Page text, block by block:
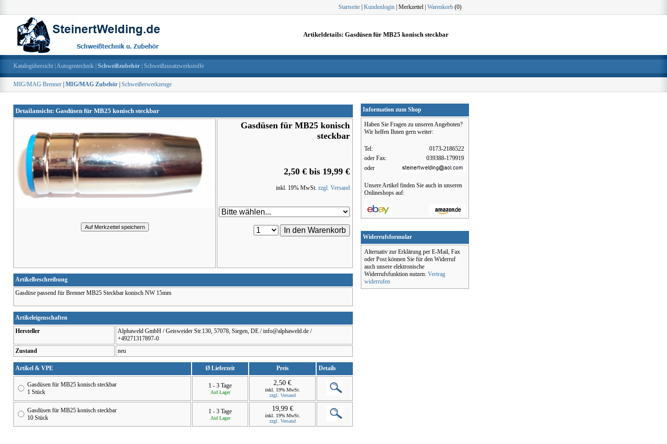
Startseite Kundenlogin | Merkzettel | Warenkorb (0)
Artikeldetails: Gasdüsen für MB25 konisch steckbar
Katalogübersicht Autogentechnik Schweißzubehör Schweißzusatzwerkstoffe
MIG/MAG Brenner MIG/MAG Zubehör Schweißerwerkzeuge
Detailansicht: Gasdüsen für MB25 konisch steckbar
Gasdüsen für MB25 konisch
steckbar
2,50 € bis 19,99 €
inkl. 19% MwSt. zzgl. Versand
Artikelbeschreibung
Gasdüse passend für Brenner MB25 Steckbar konisch NW 15mm
Artikeleigenschaften
Hersteller
Alphaweld GmbH / Geisweider Str.130, 57078, Siegen, DE / info@alphaweld.de /
+49271317897-0
Zustand
neu
Artikel & VPE Ø Lieferzeit Preis Details
Gasdüsen für MB25 konisch steckbar
1 Stück
1 - 3 Tage
Auf Lager
2,50 €
inkl. 19% MwSt.
zzgl. Versand
Gasdüsen für MB25 konisch steckbar
10 Stück
1 - 3 Tage
Auf Lager
19,99 €
inkl. 19% MwSt.
zzgl. Versand
Information zum Shop
Haben Sie Fragen zu unseren Angeboten?
Wir helfen Ihnen gern weiter:
Tel:
0173-2186522
oder Fax:
039388-179919
oder
Unsere Artikel finden Sie auch in unseren
Onlineshops auf:
Widerrufsformular
Alternativ zur Erklärung per E-Mail, Fax
oder Post können Sie für den Widerruf
auch unsere elektronische
Widerrufsfunktion nutzen: Vertrag
widerrufen